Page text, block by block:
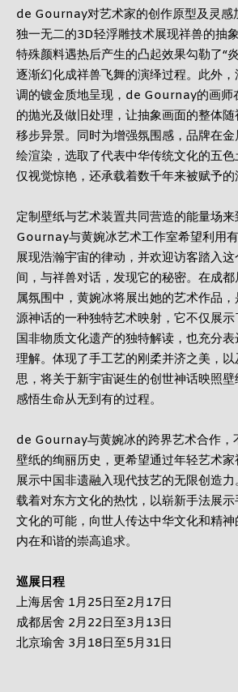
de Gournay对艺术家的创作原型及灵感
独一无二的3D轻浮雕技术展现祥兽的抽
特殊颜料遇热后产生的凸起效果勾勒了“
逐渐幻化成祥兽飞舞的演绎过程。此外
调的镀金质地呈现，de Gournay的画师
的抛光及做旧处理，让抽象画面的整体随
移步异景。同时为增强氛围感，品牌在
绘渲染，选取了代表中华传统文化的五
仅视觉惊艳，还承载着数千年来被赋予的
定制壁纸与艺术装置共同营造的能量场
Gournay与黄婉冰艺术工作室希望利用
展现浩瀚宇宙的律动，并欢迎访客踏入
间，与祥兽对话，发现它的秘密。在成
属氛围中，黄婉冰将展出她的艺术作品
源神话的一种独特艺术映射，它不仅展
国非物质文化遗产的独特解读，也充分
理解。体现了手工艺的刚柔并济之美，
思，将关于新宇宙诞生的创世神话映照壁
感悟生命从无到有的过程。
de Gournay与黄婉冰的跨界艺术合作，
壁纸的绚丽历史，更希望通过年轻艺术家
展示中国非遗融入现代技艺的无限创造
载着对东方文化的热忱，以崭新手法展
文化的可能，向世人传达中华文化和精
内在和谐的崇高追求。
巡展日程
上海居舍 1月25日至2月17日
成都居舍 2月22日至3月13日
北京瑜舍 3月18日至5月31日